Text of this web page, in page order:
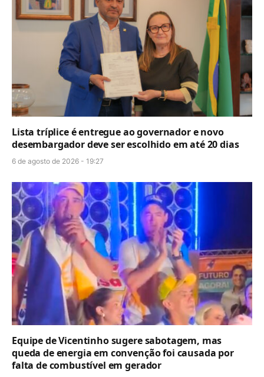
Lista tríplice é entregue ao governador e novo
desembargador deve ser escolhido em até 20 dias
6 de agosto de 2026 - 19:27
Equipe de Vicentinho sugere sabotagem, mas
queda de energia em convenção foi causada por
falta de combustível em gerador